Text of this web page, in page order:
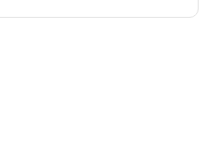
с полита не уходил в